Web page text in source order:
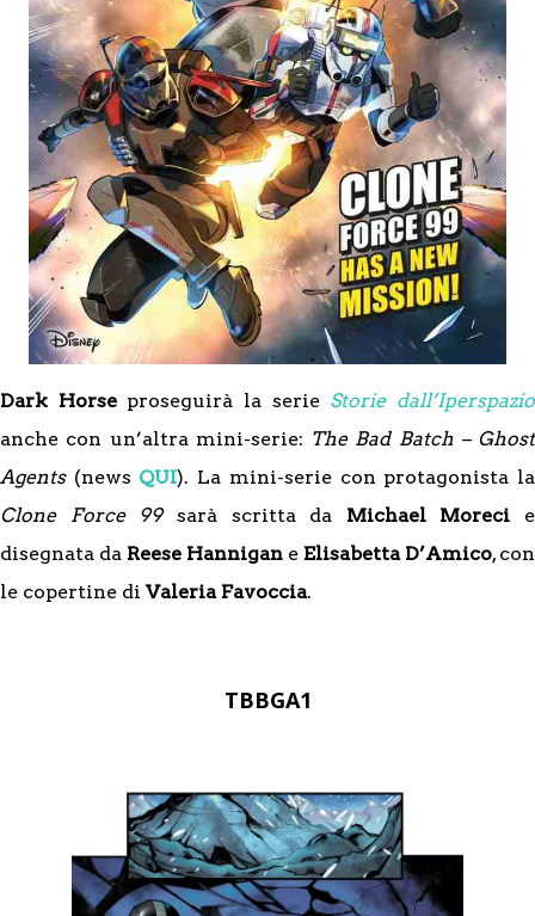
Dark Horseproseguirà la serie Storie dall’Iperspazio
anche con un’altra mini-serie: The Bad Batch – Ghost
Agents (news QUI). La mini-serie con protagonista la
Clone Force 99sarà scritta da Michael Moreci e
disegnata da Reese Hannigan e Elisabetta D’Amico, con
le copertine di Valeria Favoccia.
TBBGA1